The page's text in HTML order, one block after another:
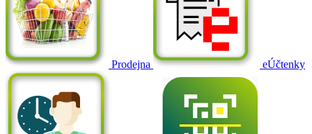
Prodejna eÚčtenky